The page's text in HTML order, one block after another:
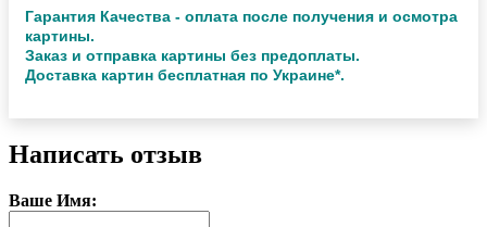
Гарантия Качества - оплата после получения и осмотра
картины.
Заказ и отправка картины без предоплаты.
Доставка картин бесплатная по Украине*.
Написать отзыв
Ваше Имя: